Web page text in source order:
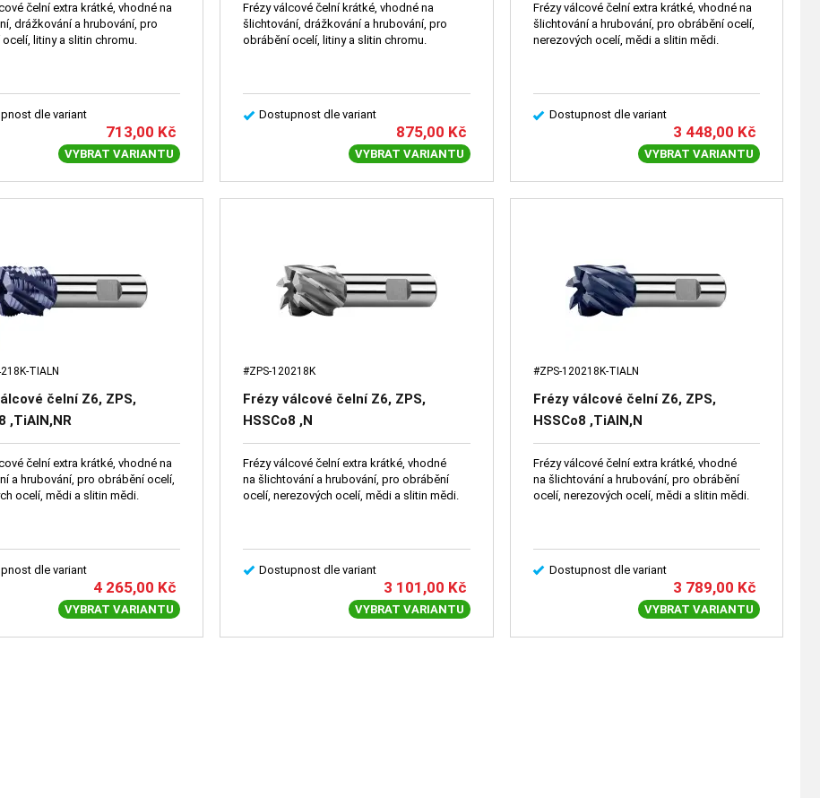
čelní extra krátké, vhodné na
drážkování a hrubování, pro
litiny a slitin chromu.
dle variant
713,00 Kč
VYBRAT VARIANTU
Frézy válcové čelní krátké, vhodné na
šlichtování, drážkování a hrubování, pro
obrábění ocelí, litiny a slitin chromu.
Dostupnost dle variant
875,00 Kč
VYBRAT VARIANTU
Frézy válcové čelní extra krátké, vhodné na
šlichtování a hrubování, pro obrábění ocelí,
nerezových ocelí, mědi a slitin mědi.
Dostupnost dle variant
3 448,00 Kč
VYBRAT VARIANTU
TIALN
čelní Z6, ZPS,
,TiAlN,NR
čelní extra krátké, vhodné na
a hrubování, pro obrábění ocelí,
ocelí, mědi a slitin mědi.
dle variant
4 265,00 Kč
VYBRAT VARIANTU
#ZPS-120218K
Frézy válcové čelní Z6, ZPS,
HSSCo8 ,N
Frézy válcové čelní extra krátké, vhodné
na šlichtování a hrubování, pro obrábění
ocelí, nerezových ocelí, mědi a slitin mědi.
Dostupnost dle variant
3 101,00 Kč
VYBRAT VARIANTU
#ZPS-120218K-TIALN
Frézy válcové čelní Z6, ZPS,
HSSCo8 ,TiAlN,N
Frézy válcové čelní extra krátké, vhodné
na šlichtování a hrubování, pro obrábění
ocelí, nerezových ocelí, mědi a slitin mědi.
Dostupnost dle variant
3 789,00 Kč
VYBRAT VARIANTU